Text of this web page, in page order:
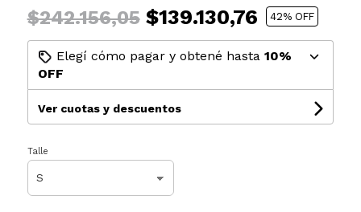
$242.156,05$139.130,76 42% OFF
Elegí cómo pagar y obtené hasta 10%
OFF
Ver cuotas y descuentos
Talle